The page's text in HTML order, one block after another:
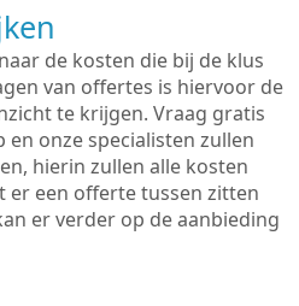
de kosten die bij de klus
van offertes is hiervoor de
te krijgen. Vraag gratis
onze specialisten zullen
hierin zullen alle kosten
een offerte tussen zitten
er verder op de aanbieding